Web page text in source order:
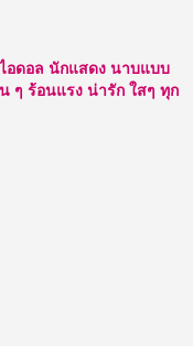
อดอล นักแสดง นาบแบบ
ๆ ร้อนแรง น่ารัก ใสๆ ทุก